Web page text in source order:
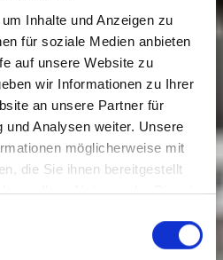
Inhalte und Anzeigen zu
für soziale Medien anbieten
auf unsere Website zu
wir Informationen zu Ihrer
an unsere Partner für
und Analysen weiter. Unsere
möglicherweise mit
die Sie ihnen bereitgestellt
Ihrer Nutzung der Dienste
Webseite weiterhin nutzen.